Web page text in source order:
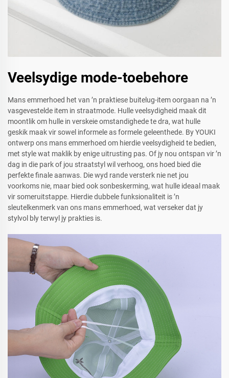
Veelsydige mode-toebehore
Mans emmerhoed het van ’n praktiese buitelug-item oorgaan na ’n
vasgevestelde item in straatmode. Hulle veelsydigheid maak dit
moontlik om hulle in verskeie omstandighede te dra, wat hulle
geskik maak vir sowel informele as formele geleenthede. By YOUKI
ontwerp ons mans emmerhoed om hierdie veelsydigheid te bedien,
met style wat maklik by enige uitrusting pas. Of jy nou ontspan vir ’n
dag in die park of jou straatstyl wil verhoog, ons hoed bied die
perfekte finale aanwas. Die wyd rande versterk nie net jou
voorkoms nie, maar bied ook sonbeskerming, wat hulle ideaal maak
vir someruitstappe. Hierdie dubbele funksionaliteit is ’n
sleutelkenmerk van ons mans emmerhoed, wat verseker dat jy
stylvol bly terwyl jy prakties is.